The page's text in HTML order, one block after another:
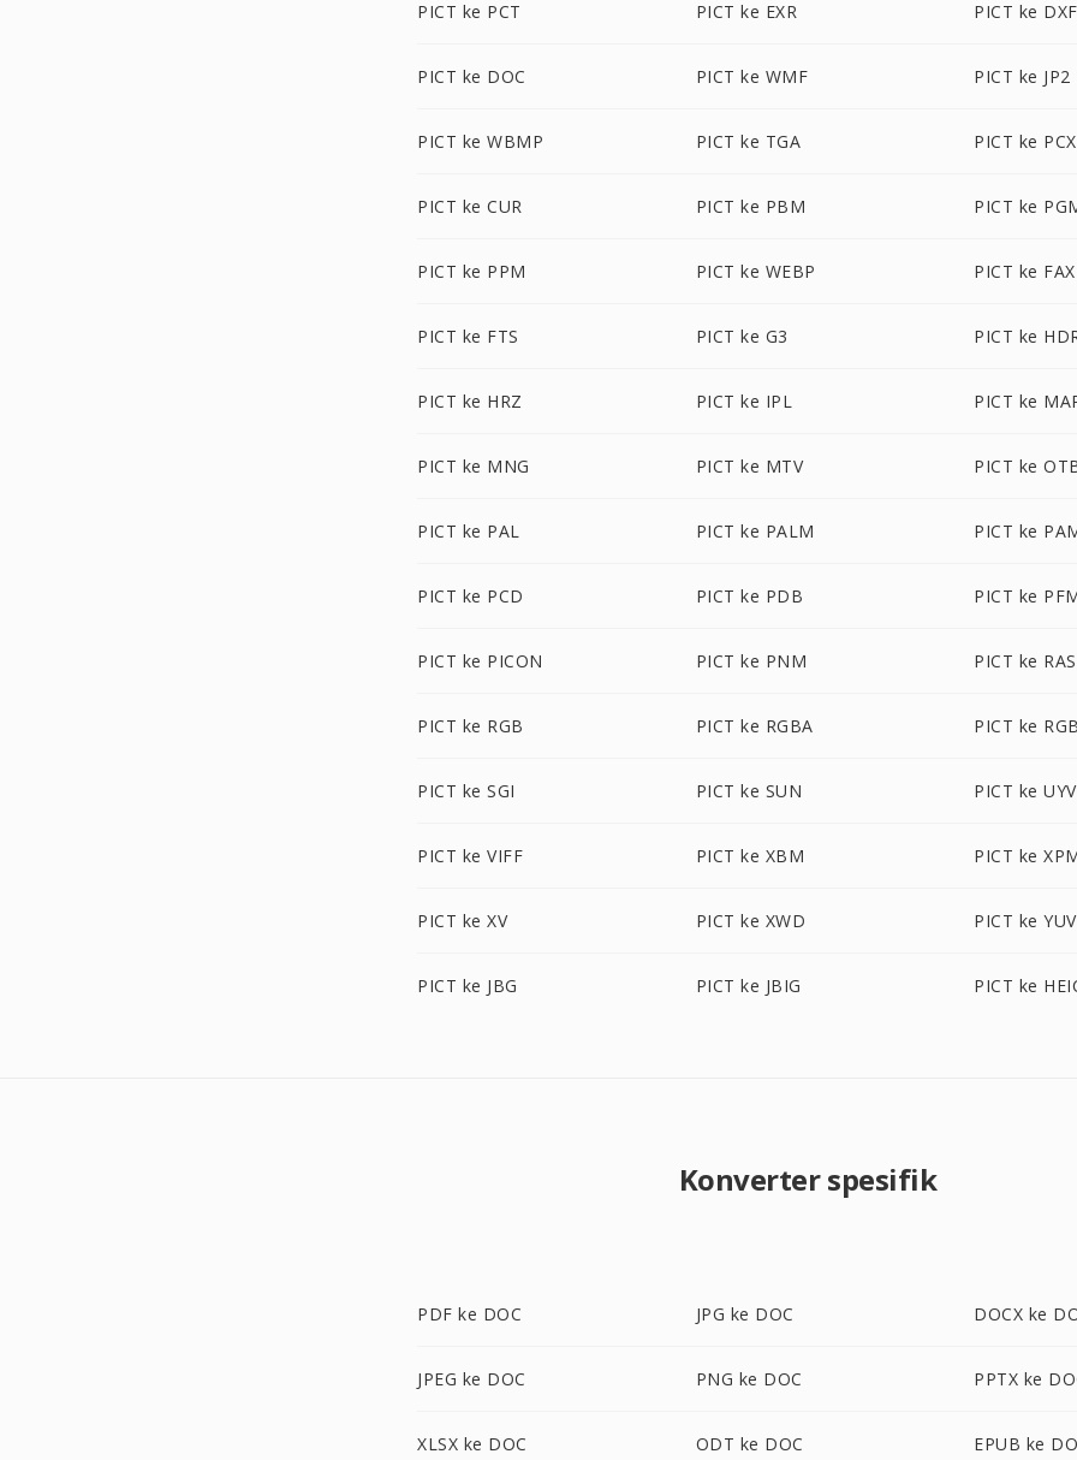
PICT ke PCT PICT ke EXR PICT ke DXF
PICT ke DOC PICT ke WMF PICT ke JP2
PICT ke WBMP PICT ke TGA PICT ke PCX
PICT ke CUR PICT ke PBM PICT ke
PICT ke PPM PICT ke WEBP PICT ke FAX
PICT ke FTS PICT ke G3 PICT ke
PICT ke HRZ PICT ke IPL PICT ke
PICT ke MNG PICT ke MTV PICT ke
PICT ke PAL PICT ke PALM PICT ke
PICT ke PCD PICT ke PDB PICT ke
PICT ke PICON PICT ke PNM PICT ke RAS
PICT ke RGB PICT ke RGBA PICT ke
PICT ke SGI PICT ke SUN PICT ke
PICT ke VIFF PICT ke XBM PICT ke
PICT ke XV PICT ke XWD PICT ke YUV
PICT ke JBG PICT ke JBIG PICT ke
Konverter spesifik
PDF ke DOC JPG ke DOC DOCX ke
JPEG ke DOC PNG ke DOC PPTX ke
XLSX ke DOC ODT ke DOC EPUB ke